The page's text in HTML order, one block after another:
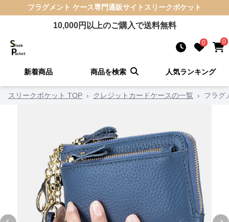
フラグメント ケース専門通販サイト スリークポケット
10,000円以上のご購入で送料無料
0 0
新着商品 商品を検索 人気ランキング
スリークポケット TOP › クレジットカードケースの一覧 › フラグ